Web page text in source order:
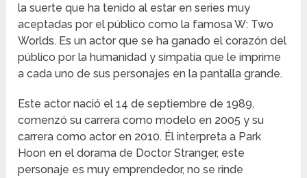
la suerte que ha tenido al estar en series muy
aceptadas por el público como la famosa W: Two
Worlds. Es un actor que se ha ganado el corazón del
público por la humanidad y simpatía que le imprime
a cada uno de sus personajes en la pantalla grande.
Este actor nació el 14 de septiembre de 1989,
comenzó su carrera como modelo en 2005 y su
carrera como actor en 2010. Él interpreta a Park
Hoon en el dorama de Doctor Stranger, este
personaje es muy emprendedor, no se rinde